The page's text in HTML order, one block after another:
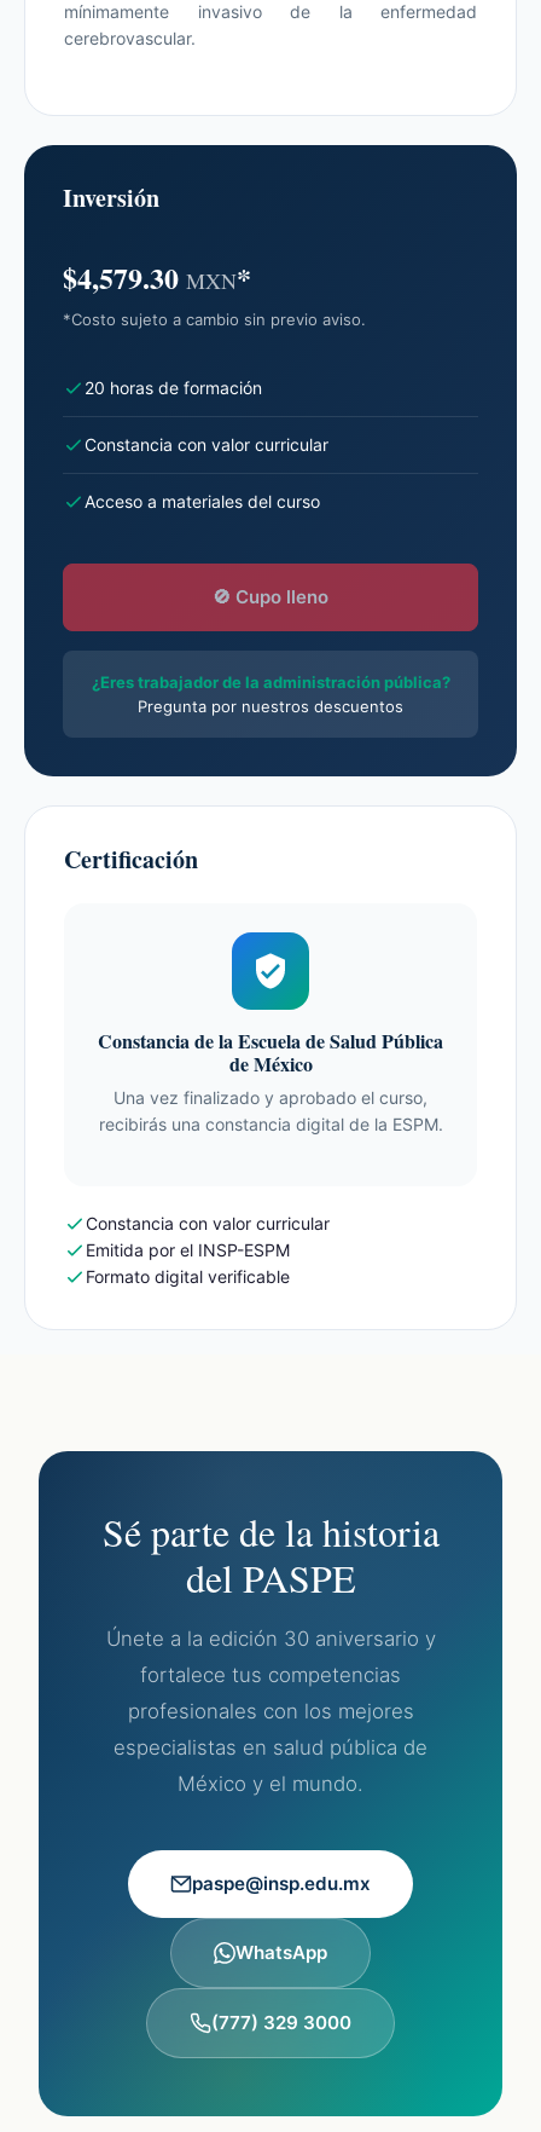
mínimamente invasivo de la enfermedad
cerebrovascular.
Inversión
$4,579.30 MXN*
*Costo sujeto a cambio sin previo aviso.
20 horas de formación
Constancia con valor curricular
Acceso a materiales del curso
🚫 Cupo lleno
¿Eres trabajador de la administración pública?
Pregunta por nuestros descuentos
Certificación
Constancia de la Escuela de Salud Pública
de México
Una vez finalizado y aprobado el curso,
recibirás una constancia digital de la ESPM.
Constancia con valor curricular
Emitida por el INSP-ESPM
Formato digital verificable
Sé parte de la historia
del PASPE
Únete a la edición 30 aniversario y
fortalece tus competencias
profesionales con los mejores
especialistas en salud pública de
México y el mundo.
paspe@insp.edu.mx
WhatsApp
(777) 329 3000